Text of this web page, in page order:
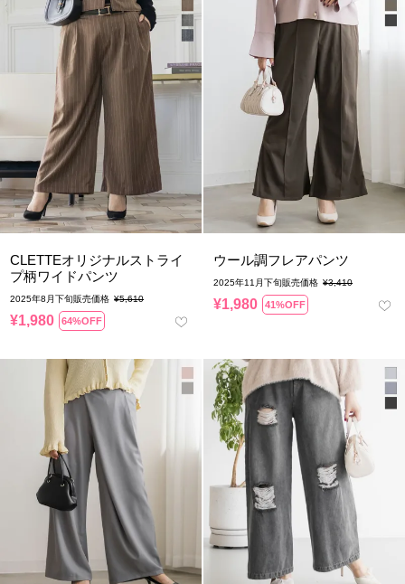
CLETTEオリジナルストライ
プ柄ワイドパンツ
2025年8月下旬販売価格 ¥5,610
¥1,980 64%OFF
ウール調フレアパンツ
2025年11月下旬販売価格 ¥3,410
¥1,980 41%OFF